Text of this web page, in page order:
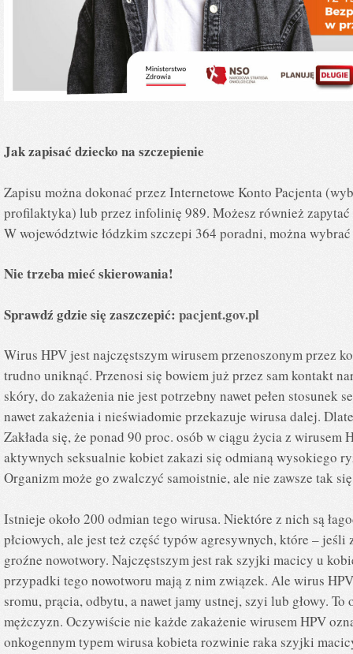
Jak zapisać dziecko na szczepienie
Zapisu można dokonać przez Internetowe Konto Pacjenta
profilaktyka) lub przez infolinię 989. Możesz również zapytać
W województwie łódzkim szczepi 364 poradni, można
Nie trzeba mieć skierowania!
Sprawdź gdzie się zaszczepić: pacjent.gov.pl
Wirus HPV jest najczęstszym wirusem przenoszonym przez
trudno uniknąć. Przenosi się bowiem już przez sam kontakt
skóry, do zakażenia nie jest potrzebny nawet pełen stosunek
nawet zakażenia i nieświadomie przekazuje wirusa dalej.
Zakłada się, że ponad 90 proc. osób w ciągu życia z wirusem
aktywnych seksualnie kobiet zakazi się odmianą wysokiego
Organizm może go zwalczyć samoistnie, ale nie zawsze tak
Istnieje około 200 odmian tego wirusa. Niektóre z nich są
płciowych, ale jest też część typów agresywnych, które – jeśli
groźne nowotwory. Najczęstszym jest rak szyjki macicy u
przypadki tego nowotworu mają z nim związek. Ale wirus
sromu, prącia, odbytu, a nawet jamy ustnej, szyi lub głowy.
mężczyzn. Oczywiście nie każde zakażenie wirusem HPV
onkogennym typem wirusa kobieta rozwinie raka szyjki